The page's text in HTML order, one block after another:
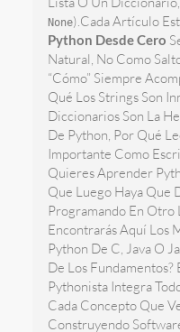
None).Cada Artículo
Python Desde Cero
Natural, No Como
“cómo” Siempre
Qué Los Strings Son
Diccionarios Son La
De Python, Por Qué
Importante Como
Quieres Aprender
Que Luego Haya Que
Programando En Otro
Encontrarás Aquí Los
Python De C, Java O
De Los
Pythonista Integra
Cada Concepto Que
Construyendo